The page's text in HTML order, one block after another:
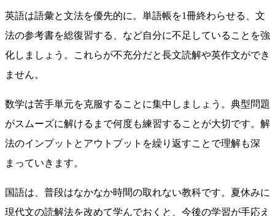
英語は語彙と文法を優先的に。単語帳を1冊終わらせる、文
法の参考書を総復習する、など自分に不足していることを強
化しましょう。これらが不充分だと長文読解や英作文ができ
ません。
数学は苦手単元を克服することに集中しましょう。典型問題
がスムーズに解けるまで何度も練習することが大切です。解
法のインプットとアウトプットを繰り返すことで理解も深
まっていきます。
国語は、普段はなかなか時間の取れない教科です。夏休みに
現代文の読解法を改めて学んでおくと、今後の学習が手応え